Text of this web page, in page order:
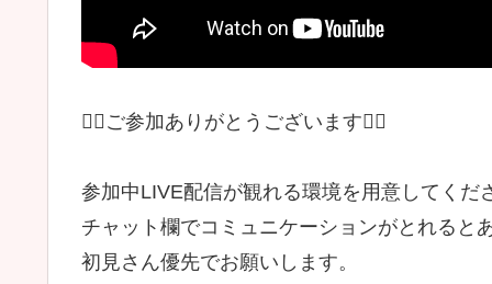
🙇‍♀️ご参加ありがとうございます🙇‍♀️
参加中LIVE配信が観れる環境を用意してくだ
チャット欄でコミュニケーションがとれると
初見さん優先でお願いします。